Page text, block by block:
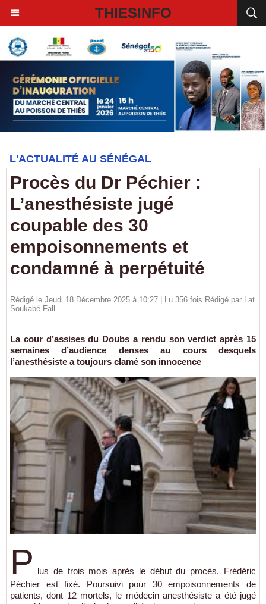
THIESINFO
L'ACTUALITÉ AU SÉNÉGAL
Procès du Dr Péchier :
L’anesthésiste jugé
coupable des 30
empoisonnements et
condamné à perpétuité
Rédigé le Jeudi 18 Décembre 2025 à 10:27 | Lu 356 fois Rédigé par Lat
Soukabé Fall
La cour d’assises du Doubs a rendu son verdict après 15
semaines d’audience denses au cours desquels
l’anesthésiste a toujours clamé son innocence
P lus de trois mois après le début du procès, Frédéric
Péchier est fixé. Poursuivi pour 30 empoisonnements de
patients, dont 12 mortels, le médecin anesthésiste a été jugé